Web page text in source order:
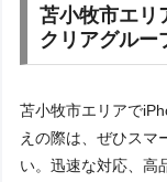
苫小牧市エリ
クリアグルー
苫小牧市エリアで
えの際は、ぜひスマ
い。迅速な対応、高